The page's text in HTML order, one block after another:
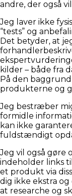
andre, der også
Jeg laver ikke
“tests” og
Det betyder, at
kilder – både fra
På den
produkterne og
Jeg bestræber
formidle
kan ikke
fuldstændigt
Jeg vil også gøre
indeholder links
et produkt via
dig ikke ekstra
at researche og